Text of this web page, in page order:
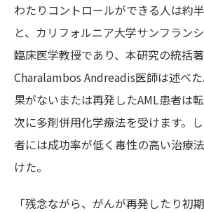
わたりコントロールができる人は約
と、カリフォルニア大学サンフラン
臨床医学教授であり、本研究の統括
Charalambos Andreadis医師は述べ
果がないまたは再発したAML患者は
次に多剤併用化学療法を受けます。
者には成功率が低く毒性の高い治療
けた。
「残念ながら、がんが再発したり初